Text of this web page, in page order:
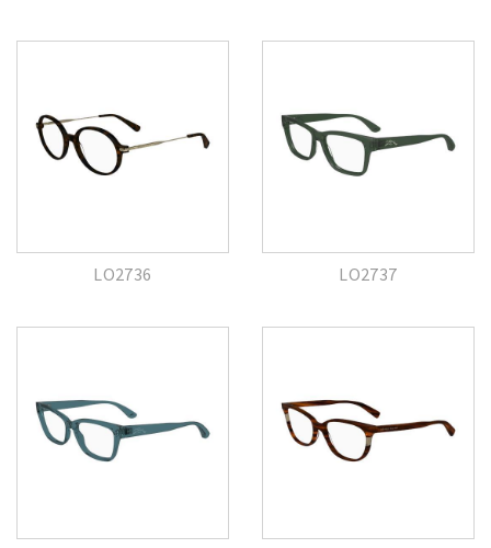
LO2736 LO2737